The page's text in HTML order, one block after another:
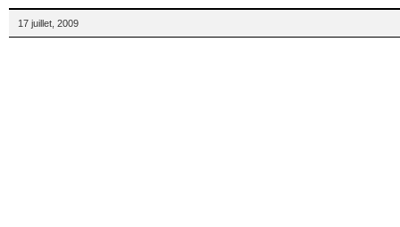
17 juillet, 2009